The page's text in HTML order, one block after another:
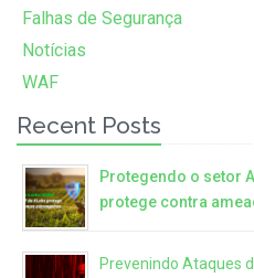
Falhas de Segurança
Notícias
WAF
Recent Posts
Protegendo o setor
protege contra
Prevenindo Ataques